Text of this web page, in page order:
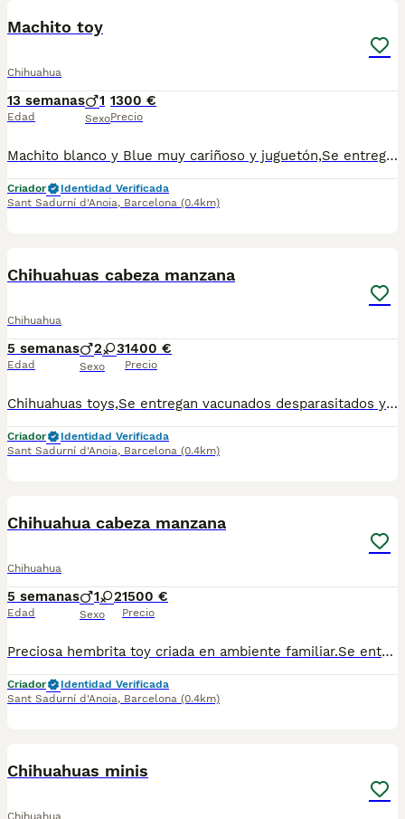
Machito toy
Chihuahua
13 semanas
Edad
1
Sexo
1300 €
Precio
Machito blanco y Blue muy cariñoso y juguetón,Se entrega desparasitado vacunado y chip.Para más información escribir o llamar al 682908382
Criador
Identidad Verificada
Sant Sadurní d'Anoia, Barcelona (0.4km)
Chihuahuas cabeza manzana
Chihuahua
5 semanas
Edad
2 3
Sexo
1400 €
Precio
Chihuahuas toys,Se entregan vacunados desparasitados y chip.Para más información escribir o llamar al 682908382
Criador
Identidad Verificada
Sant Sadurní d'Anoia, Barcelona (0.4km)
Chihuahua cabeza manzana
Chihuahua
5 semanas
Edad
1 2
Sexo
1500 €
Precio
Preciosa hembrita toy criada en ambiente familiar.Se entrega vacunada desparasitada y con chip.Para más información llamar o escribir al 682908382
Criador
Identidad Verificada
Sant Sadurní d'Anoia, Barcelona (0.4km)
Chihuahuas minis
Chihuahua